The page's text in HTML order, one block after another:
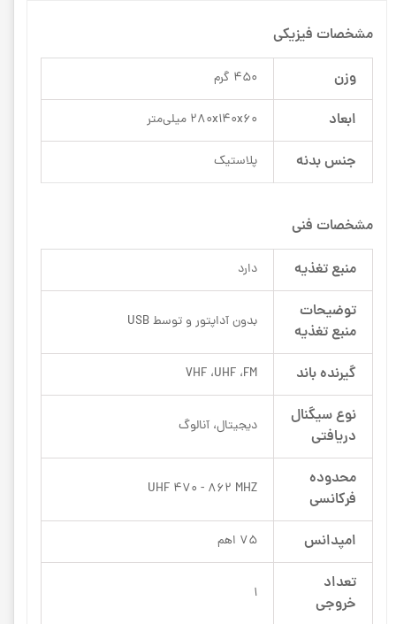
مشخصات فیزیکی
وزن 450 گرم
ابعاد 280x140x60 میلی‌متر
جنس بدنه پلاستیک
مشخصات فنی
منبع تغذیه دارد
توضیحات
منبع تغذیه
بدون آداپتور و توسط USB
گیرنده باند VHF ،UHF ،FM
نوع سیگنال
دریافتی
دیجیتال، آنالوگ
محدوده
فرکانسی
UHF 470 - 862 MHZ
امپدانس 75 اهم
تعداد
خروجی
1